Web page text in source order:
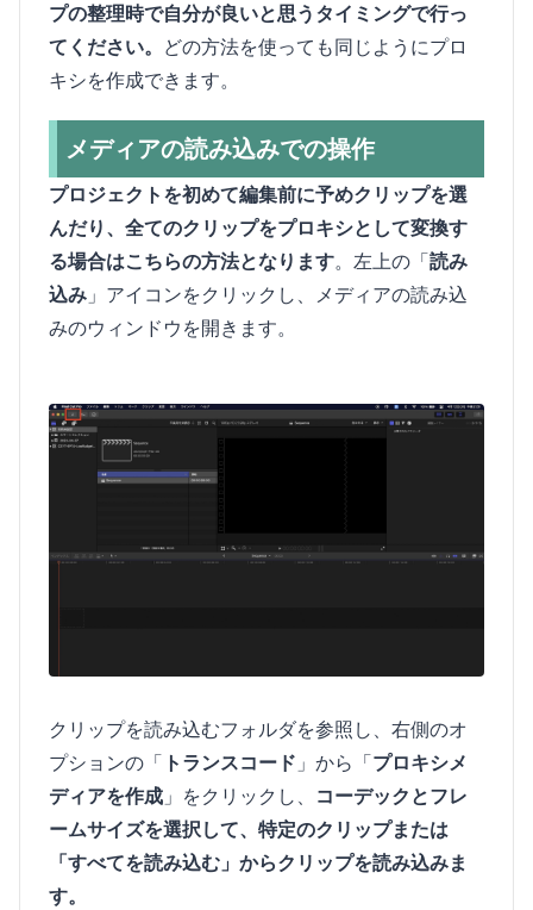
プの整理時で自分が良いと思うタイミングで行っ
てください。 どの方法を使っても同じようにプロ
キシを作成できます。
メディアの読み込みでの操作
プロジェクトを初めて編集前に予めクリップを選
んだり、全てのクリップをプロキシとして変換す
る場合はこちらの方法となります。左上の「読み
込み 」アイコンをクリックし、メディアの読み込
みのウィンドウを開きます。
クリップを読み込むフォルダを参照し、右側のオ
プションの「 トランスコード 」から「プロキシメ
ディアを作成 」をクリックし、 コーデックとフレ
ームサイズを選択して、特定のクリップまたは
「すべてを読み込む」からクリップを読み込みま
す。